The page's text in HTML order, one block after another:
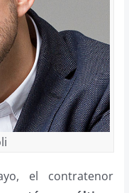
el contratenor